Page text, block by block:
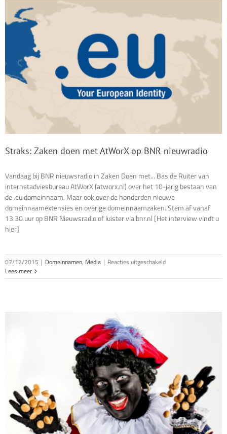
Straks: Zaken doen met AtWorX op BNR nieuwradio
Vandaag bij BNR nieuwsradio in Zaken Doen met... Bas de Ruiter van
internetadviesbureau AtWorX (atworx.nl) over het 10-jarig bestaan van
de .eu domeinnaam. Maar ook over de honderden nieuwe
domeinnaamextensies en overige domeinnaamzaken. Stem af vanaf
13:30 uur op BNR Nieuwsradio of luister via bnr.nl [Het interview vindt u
hier]
07/12/2015 | Domeinnamen, Media | Reacties uitgeschakeldvoor
Zaken
Lees meer